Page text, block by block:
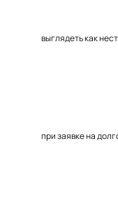
выглядеть как
при заявке на